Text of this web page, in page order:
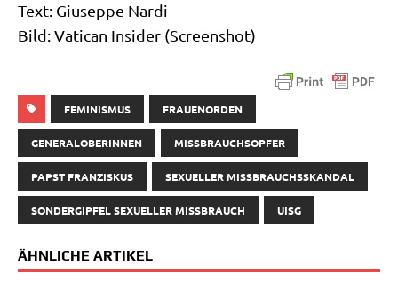
Text: Giu­sep­pe Nar­di
Bild: Vati­can Insi­der (Screen­shot)
FEMINISMUS FRAUENORDEN
GENERALOBERINNEN MISSBRAUCHSOPFER
PAPST FRANZISKUS SEXUELLER MISSBRAUCHSSKANDAL
SONDERGIPFEL SEXUELLER MISSBRAUCH UISG
ÄHNLICHE ARTIKEL